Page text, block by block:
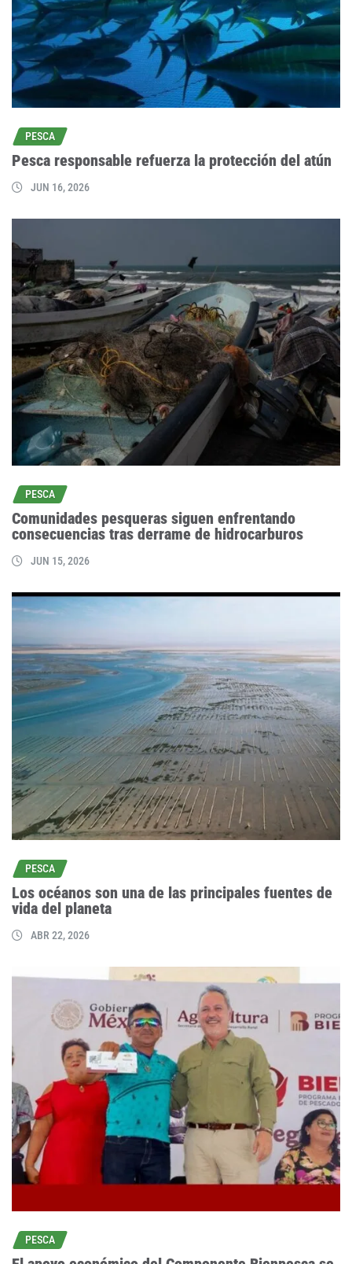
PESCA
Pesca responsable refuerza la protección del atún
JUN 16, 2026
PESCA
Comunidades pesqueras siguen enfrentando
consecuencias tras derrame de hidrocarburos
JUN 15, 2026
PESCA
Los océanos son una de las principales fuentes de
vida del planeta
ABR 22, 2026
PESCA